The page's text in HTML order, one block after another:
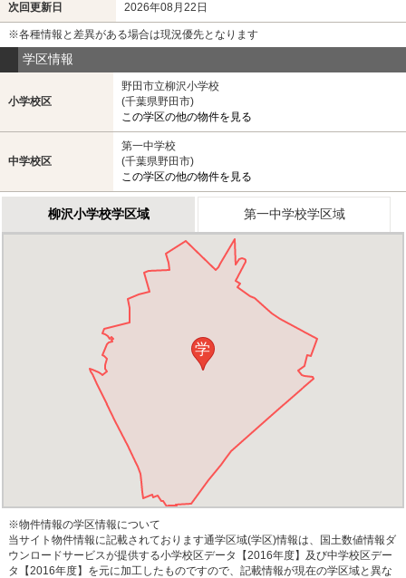
次回更新日 2026年08月22日
※各種情報と差異がある場合は現況優先となります
学区情報
小学校区
野田市立柳沢小学校
(千葉県野田市)
この学区の他の物件を見る
中学校区
第一中学校
(千葉県野田市)
この学区の他の物件を見る
柳沢小学校学区域 第一中学校学区域
学
※物件情報の学区情報について
当サイト物件情報に記載されております通学区域(学区)情報は、国土数値情報ダ
ウンロードサービスが提供する小学校区データ【2016年度】及び中学校区デー
タ【2016年度】を元に加工したものですので、記載情報が現在の学区域と異な